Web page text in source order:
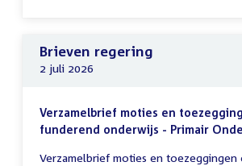
Brieven regering
2 juli 2026
Verzamelbrief moties en
funderend onderwijs - Primair
Verzamelbrief moties en toezeggingen